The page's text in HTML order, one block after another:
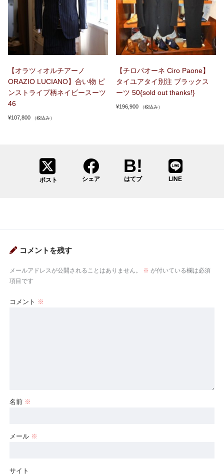
【オラツィオルチアーノ
ORAZIO LUCIANO】合い物 ピ
ンストライプ柄ネイビースーツ
46
¥107,800 （税込み）
【チロパオーネ Ciro Paone】
タイユアタイ別注 ブラックス
ーツ 50{sold out thanks!}
¥196,900 （税込み）
ポスト シェア はてブ LINE
コメントを残す
メールアドレスが公開されることはありません。 ※ が付いている欄は必須
項目です
コメント ※
名前 ※
メール ※
サイト